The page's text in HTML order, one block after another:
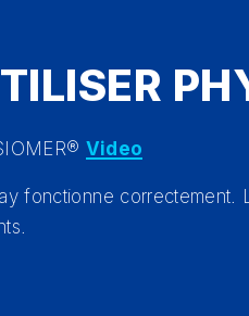
Video
fonctionne